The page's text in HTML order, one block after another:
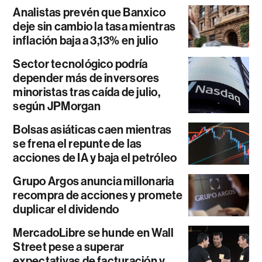
Analistas prevén que Banxico
deje sin cambio la tasa mientras
inflación baja a 3,13% en julio
Sector tecnológico podría
depender más de inversores
minoristas tras caída de julio,
según JPMorgan
Bolsas asiáticas caen mientras
se frena el repunte de las
acciones de IA y baja el petróleo
Grupo Argos anuncia millonaria
recompra de acciones y promete
duplicar el dividendo
MercadoLibre se hunde en Wall
Street pese a superar